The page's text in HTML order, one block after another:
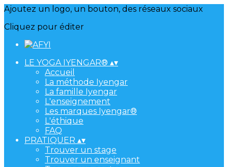
Ajoutez un logo, un bouton, des réseaux sociaux
Cliquez pour éditer
LE YOGA IYENGAR® ▴▾
Accueil
La méthode Iyengar
La famille Iyengar
L'enseignement
Les marques Iyengar®
L'éthique
FAQ
PRATIQUER ▴▾
Trouver un stage
Trouver un enseignant